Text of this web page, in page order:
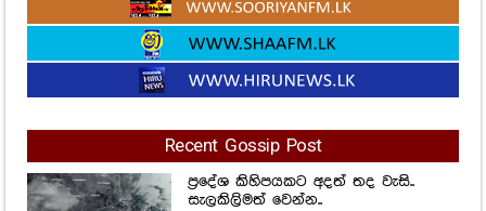
Recent Gossip Post
ප්‍රදේශ කිහිපයකට අදත් තද වැසි..
සැලකිලිමත් වෙන්න..